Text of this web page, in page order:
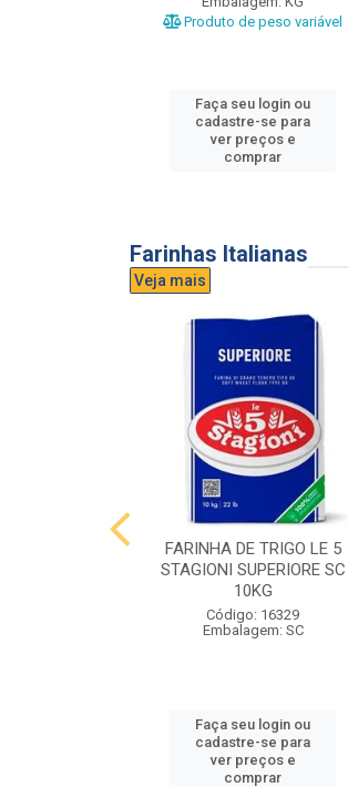
Produto de peso variável
Faça seu login ou
cadastre-se para
ver preços e
comprar
Farinhas Italianas
Veja mais
FARINHA DE TRIGO LE 5
STAGIONI SUPERIORE SC
10KG
Código: 16329
Embalagem: SC
Faça seu login ou
cadastre-se para
ver preços e
comprar